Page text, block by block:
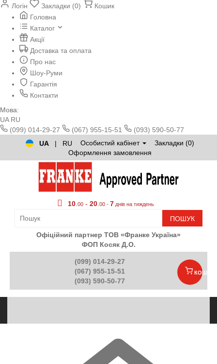
Логін Закладки (0)
Кошик
Головна
Каталог
Акції
Доставка та оплата
Про нас
Шоу-Руми
Гарантія
Контакти
Мова:
UA RU
(099) 014-29-27
(067) 955-15-51
(093) 590-50-77
UA
| RU Особистий кабінет
Закладки (0)
Оформлення замовлення
10 00 - 20 00 - 7 днів на тиждень
ПОШУК
Офіційний партнер ТОВ «Франке Україна»
ФОП Косяк Д.О.
(099) 014-29-27
(067) 955-15-51
(093) 590-50-77
КОШИК